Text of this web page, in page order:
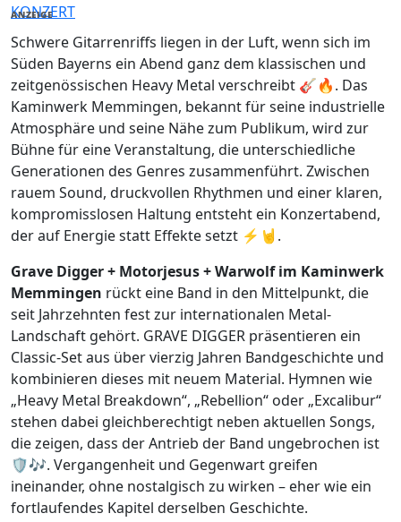
KONZERT
ANZEIGE
Schwere Gitarrenriffs liegen in der Luft, wenn sich im
Süden Bayerns ein Abend ganz dem klassischen und
zeitgenössischen Heavy Metal verschreibt 🎸🔥. Das
Kaminwerk Memmingen, bekannt für seine industrielle
Atmosphäre und seine Nähe zum Publikum, wird zur
Bühne für eine Veranstaltung, die unterschiedliche
Generationen des Genres zusammenführt. Zwischen
rauem Sound, druckvollen Rhythmen und einer klaren,
kompromisslosen Haltung entsteht ein Konzertabend,
der auf Energie statt Effekte setzt ⚡🤘.
Grave Digger + Motorjesus + Warwolf im Kaminwerk
Memmingen rückt eine Band in den Mittelpunkt, die
seit Jahrzehnten fest zur internationalen Metal-
Landschaft gehört. GRAVE DIGGER präsentieren ein
Classic-Set aus über vierzig Jahren Bandgeschichte und
kombinieren dieses mit neuem Material. Hymnen wie
„Heavy Metal Breakdown“, „Rebellion“ oder „Excalibur“
stehen dabei gleichberechtigt neben aktuellen Songs,
die zeigen, dass der Antrieb der Band ungebrochen ist
🛡️🎶. Vergangenheit und Gegenwart greifen
ineinander, ohne nostalgisch zu wirken – eher wie ein
fortlaufendes Kapitel derselben Geschichte.